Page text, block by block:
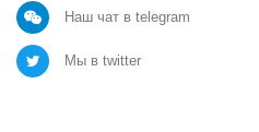
Наш чат в telegram
Мы в twitter